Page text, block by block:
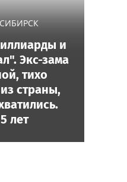
и
Экс-зама
тихо
страны,
лет